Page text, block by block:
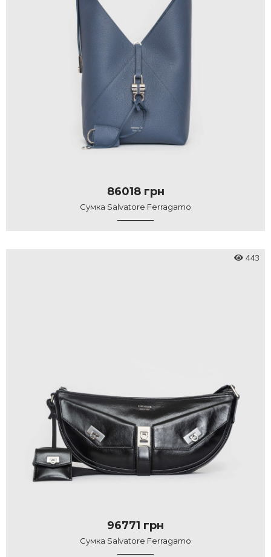
86018 грн
Сумка Salvatore Ferragamo
96771 грн
Сумка Salvatore Ferragamo
443